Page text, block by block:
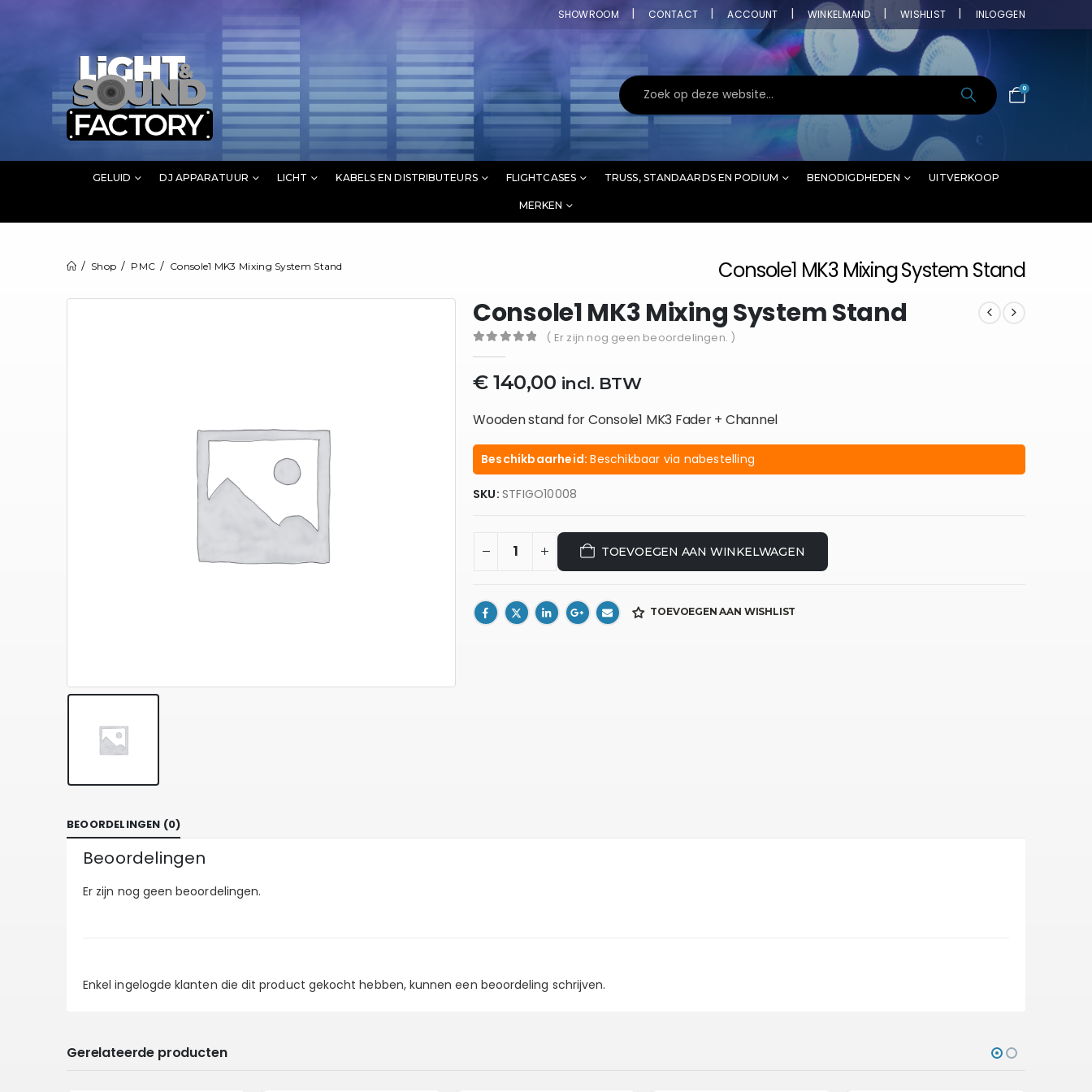
SHOWROOM CONTACT ACCOUNT WINKELMAND WISHLIST INLOGGEN
0
GELUID DJ APPARATUUR LICHT KABELS EN DISTRIBUTEURS FLIGHTCASES TRUSS, STANDAARDS EN PODIUM BENODIGDHEDEN UITVERKOOP
MERKEN
Console1 MK3 Mixing System Stand
Shop PMC Console1 MK3 Mixing System Stand
Console1 MK3 Mixing System Stand
( Er zijn nog geen beoordelingen. )
€140,00 incl. BTW
Wooden stand for Console1 MK3 Fader + Channel
Beschikbaarheid:Beschikbaar via nabestelling
SKU: STFIGO10008
TOEVOEGEN AAN WINKELWAGEN
TOEVOEGEN AAN WISHLIST
BEOORDELINGEN (0)
Beoordelingen
Er zijn nog geen beoordelingen.
Enkel ingelogde klanten die dit product gekocht hebben, kunnen een beoordeling schrijven.
Gerelateerde producten